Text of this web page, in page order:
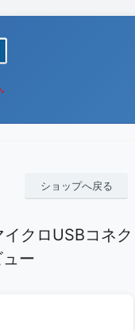
ショップへ戻る
クロUSBコネク
ー